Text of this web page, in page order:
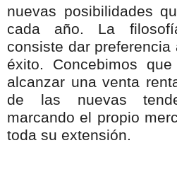
nuevas posibilidades
cada año. La
consiste dar preferencia
éxito. Concebimos
alcanzar una venta
de las nuevas
marcando el propio
toda su extensión.